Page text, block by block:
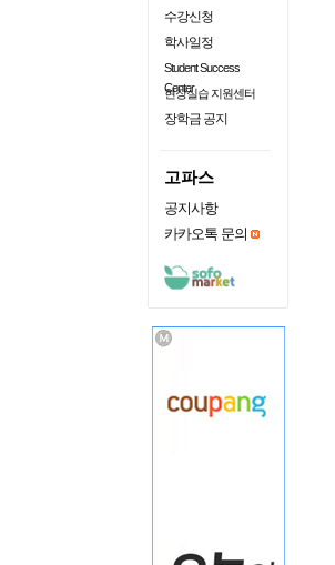
수강신청
학사일정
Student Success
Center
현장실습 지원센터
장학금 공지
고파스
공지사항
카카오톡 문의